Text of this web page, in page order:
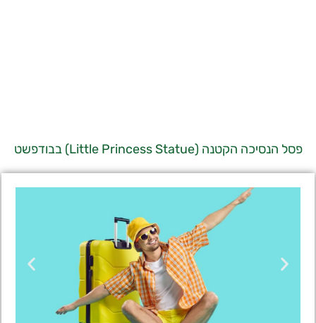
פסל הנסיכה הקטנה (Little Princess Statue) בבודפשט